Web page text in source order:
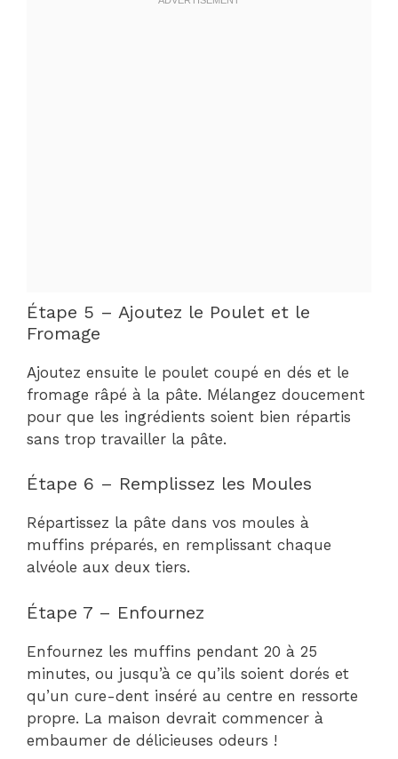
Étape 5 – Ajoutez le Poulet et le
Fromage
Ajoutez ensuite le poulet coupé en dés et le
fromage râpé à la pâte. Mélangez doucement
pour que les ingrédients soient bien répartis
sans trop travailler la pâte.
Étape 6 – Remplissez les Moules
Répartissez la pâte dans vos moules à
muffins préparés, en remplissant chaque
alvéole aux deux tiers.
Étape 7 – Enfournez
Enfournez les muffins pendant 20 à 25
minutes, ou jusqu’à ce qu’ils soient dorés et
qu’un cure-dent inséré au centre en ressorte
propre. La maison devrait commencer à
embaumer de délicieuses odeurs !